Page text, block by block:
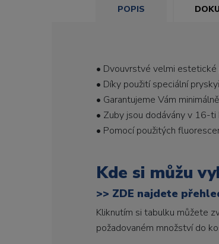
POPIS
• Dvouvrstvé velmi estetické
• Díky použití speciální
• Garantujeme Vám
• Zuby jsou dodávány v 16-ti
• Pomocí použitých
Kde si můžu
>> ZDE najdete
Kliknutím si tabulku můžete
požadovaném množství do